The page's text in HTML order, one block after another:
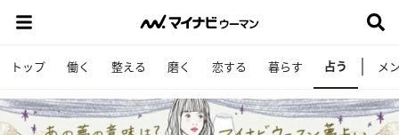
トップ 働く 整える 磨く 恋する 暮らす 占う メ